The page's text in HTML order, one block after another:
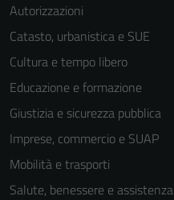
Autorizzazioni
Catasto, urbanistica e SUE
Cultura e tempo libero
Educazione e formazione
Giustizia e sicurezza pubblica
Imprese, commercio e SUAP
Mobilità e trasporti
Salute, benessere e assistenza